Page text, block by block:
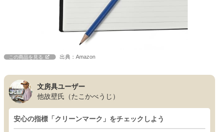
この商品を見る 出典：Amazon
文房具ユーザー
他故壁氏（たこかべうじ）
安心の指標「クリーンマーク」をチェックしよう